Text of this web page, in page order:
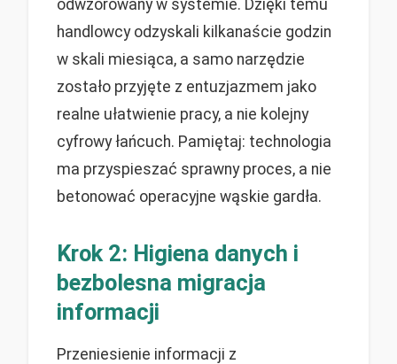
odwzorowany w systemie. Dzięki temu
handlowcy odzyskali kilkanaście godzin
w skali miesiąca, a samo narzędzie
zostało przyjęte z entuzjazmem jako
realne ułatwienie pracy, a nie kolejny
cyfrowy łańcuch. Pamiętaj: technologia
ma przyspieszać sprawny proces, a nie
betonować operacyjne wąskie gardła.
Krok 2: Higiena danych i
bezbolesna migracja
informacji
Przeniesienie informacji z